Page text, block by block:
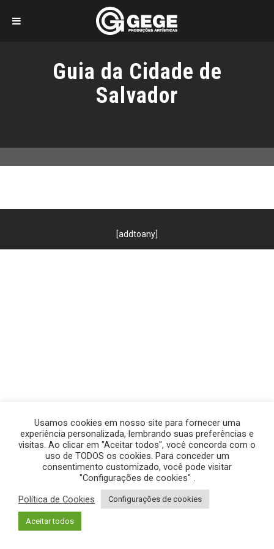
o
conteúdo
Guia da Cidade de
Salvador
[addtoany]
© GEGE PRODUÇÕES – TODOS OS DIREITOS RESERVADOS.
POLÍTICA DE PRIVACIDADE
Usamos cookies em nosso site para fornecer uma
experiência personalizada, lembrando suas preferências e
visitas. Ao clicar em "Aceitar todos", você concorda com o
uso de TODOS os cookies. Para conceder um
consentimento customizado, você pode visitar
"Configurações de cookies" .
Política de Cookies
Configurações de cookies
Aceitar todos